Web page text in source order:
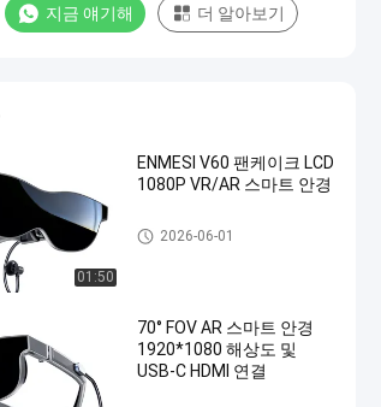
지금 얘기해 더 알아보기
01:50
ENMESI V60 팬케이크 LCD
1080P VR/AR 스마트 안경
VR 스마트 안경
2026-06-01
70° FOV AR 스마트 안경
1920*1080 해상도 및
USB-C HDMI 연결